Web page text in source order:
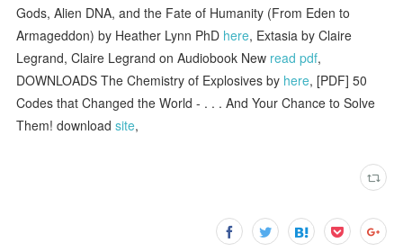
Gods, Alien DNA, and the Fate of Humanity (From Eden to
Armageddon) by Heather Lynn PhD here, Extasia by Claire
Legrand, Claire Legrand on Audiobook New read pdf,
DOWNLOADS The Chemistry of Explosives by here, [PDF] 50
Codes that Changed the World - . . . And Your Chance to Solve
Them! downloadsite,